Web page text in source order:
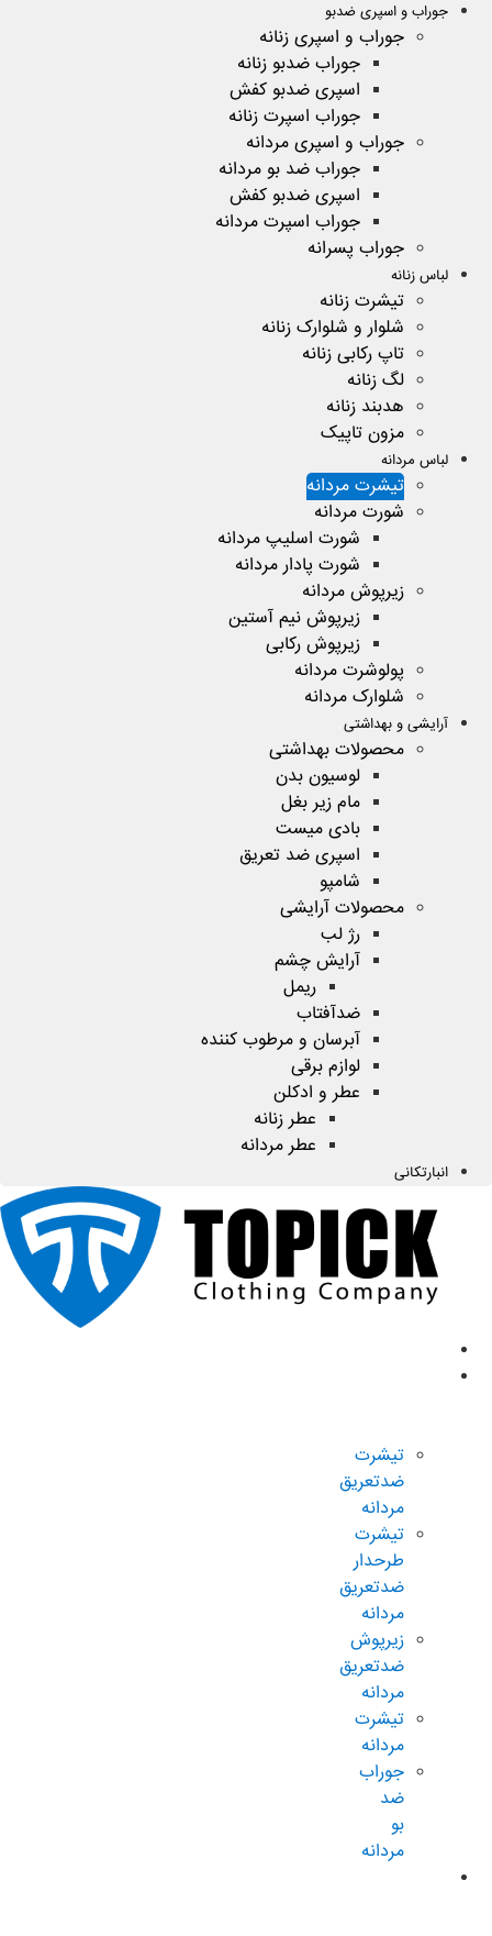
جوراب و اسپری ضدبو
جوراب و اسپری زنانه
جوراب ضدبو زنانه
اسپری ضدبو کفش
جوراب اسپرت زنانه
جوراب و اسپری مردانه
جوراب ضد بو مردانه
اسپری ضدبو کفش
جوراب اسپرت مردانه
جوراب پسرانه
لباس زنانه
تیشرت زنانه
شلوار و شلوارک زنانه
تاپ رکابی زنانه
لگ زنانه
هدبند زنانه
مزون تاپیک
لباس مردانه
تیشرت مردانه
شورت مردانه
شورت اسلیپ مردانه
شورت پادار مردانه
زیرپوش مردانه
زیرپوش نیم آستین
زیرپوش رکابی
پولوشرت مردانه
شلوارک مردانه
آرایشی و بهداشتی
محصولات بهداشتی
لوسیون بدن
مام زیر بغل
بادی میست
اسپری ضد تعریق
شامپو
محصولات آرایشی
رژ لب
آرایش چشم
ریمل
ضدآفتاب
آبرسان و مرطوب کننده
لوازم برقی
عطر و ادکلن
عطر زنانه
عطر مردانه
انبارتکانی
تیشرت
ضدتعریق
مردانه
تیشرت
طرحدار
ضدتعریق
مردانه
زیرپوش
ضدتعریق
مردانه
تیشرت
مردانه
جوراب
ضد
بو
مردانه